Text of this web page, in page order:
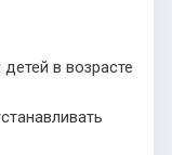
в возрасте